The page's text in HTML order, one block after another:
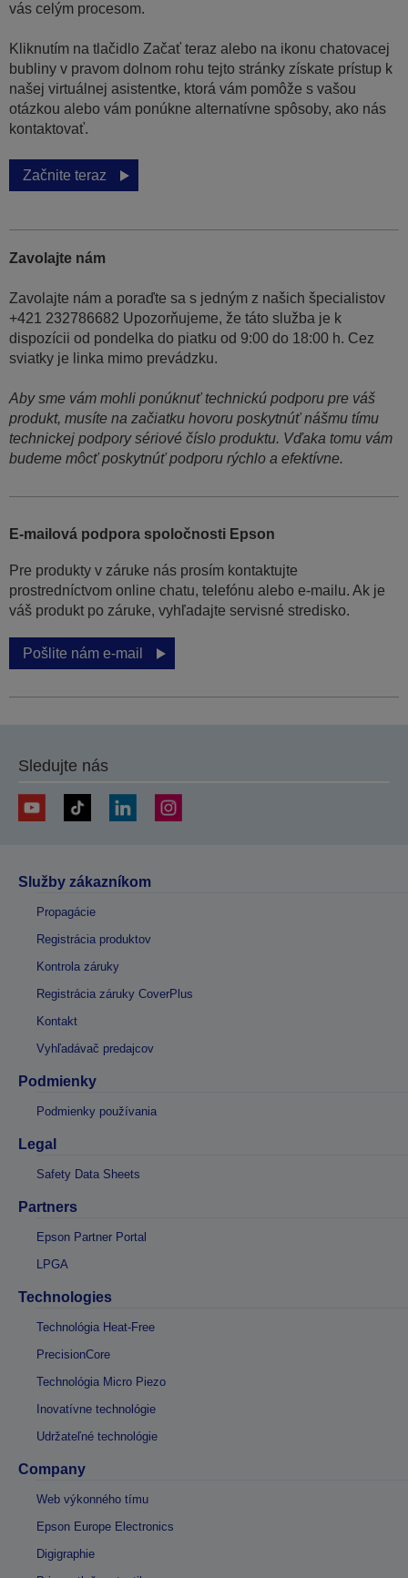
vás celým procesom.
Kliknutím na tlačidlo Začať teraz alebo na ikonu chatovacej
bubliny v pravom dolnom rohu tejto stránky získate prístup k
našej virtuálnej asistentke, ktorá vám pomôže s vašou
otázkou alebo vám ponúkne alternatívne spôsoby, ako nás
kontaktovať.
Začnite teraz
Zavolajte nám
Zavolajte nám a poraďte sa s jedným z našich špecialistov
+421 232786682 Upozorňujeme, že táto služba je k
dispozícii od pondelka do piatku od 9:00 do 18:00 h. Cez
sviatky je linka mimo prevádzku.
Aby sme vám mohli ponúknuť technickú podporu pre váš
produkt, musíte na začiatku hovoru poskytnúť nášmu tímu
technickej podpory sériové číslo produktu. Vďaka tomu vám
budeme môcť poskytnúť podporu rýchlo a efektívne.
E-mailová podpora spoločnosti Epson
Pre produkty v záruke nás prosím kontaktujte
prostredníctvom online chatu, telefónu alebo e-mailu. Ak je
váš produkt po záruke, vyhľadajte servisné stredisko.
Pošlite nám e-mail
Sledujte nás
Služby zákazníkom
Propagácie
Registrácia produktov
Kontrola záruky
Registrácia záruky CoverPlus
Kontakt
Vyhľadávač predajcov
Podmienky
Podmienky používania
Legal
Safety Data Sheets
Partners
Epson Partner Portal
LPGA
Technologies
Technológia Heat-Free
PrecisionCore
Technológia Micro Piezo
Inovatívne technológie
Udržateľné technológie
Company
Web výkonného tímu
Epson Europe Electronics
Digigraphie